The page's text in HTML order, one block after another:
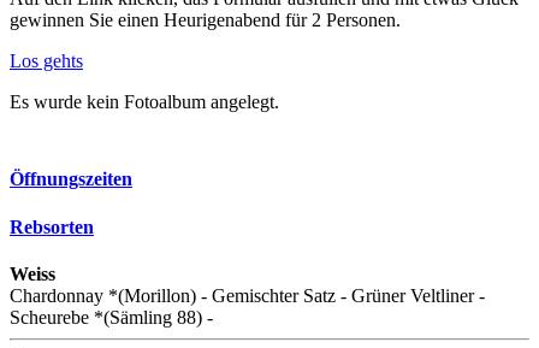
gewinnen Sie einen Heurigenabend für 2 Personen.
Los gehts
Es wurde kein Fotoalbum angelegt.
Öffnungszeiten
Rebsorten
Weiss
Chardonnay *(Morillon) - Gemischter Satz - Grüner Veltliner -
Scheurebe *(Sämling 88) -